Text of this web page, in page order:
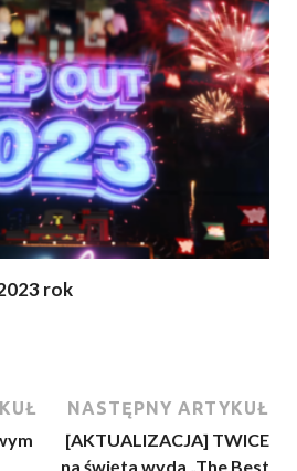
rok
NASTĘPNY ARTYKUŁ
[AKTUALIZACJA] TWICE
na święta wyda „The Best